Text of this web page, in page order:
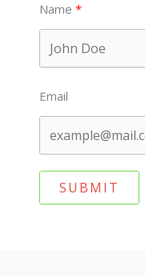
Name
Email
SUBMIT